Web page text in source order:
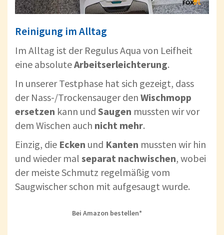
Reinigung im Alltag
Im Alltag ist der Regulus Aqua von Leifheit
eine absoluteArbeitserleichterung.
In unserer Testphase hat sich gezeigt, dass
der Nass-/Trockensauger den Wischmopp
ersetzen kann und Saugen mussten wir vor
dem Wischen auch nicht mehr.
Einzig, die Ecken und Kanten mussten wir hin
und wieder mal separat nachwischen, wobei
der meiste Schmutz regelmäßig vom
Saugwischer schon mit aufgesaugt wurde.
Bei Amazon bestellen*